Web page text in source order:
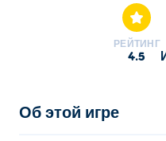
категории Игры об
РЕЙТИНГ
4.5
Об этой игре